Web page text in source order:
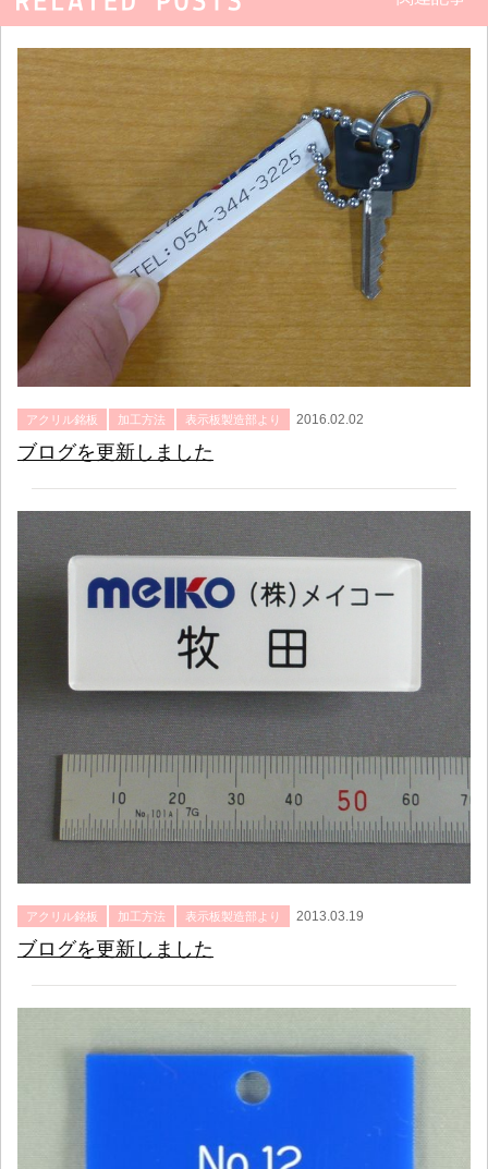
アクリル銘板 加工方法 表示板製造部より 2016.02.02
ブログを更新しました
アクリル銘板 加工方法 表示板製造部より 2013.03.19
ブログを更新しました